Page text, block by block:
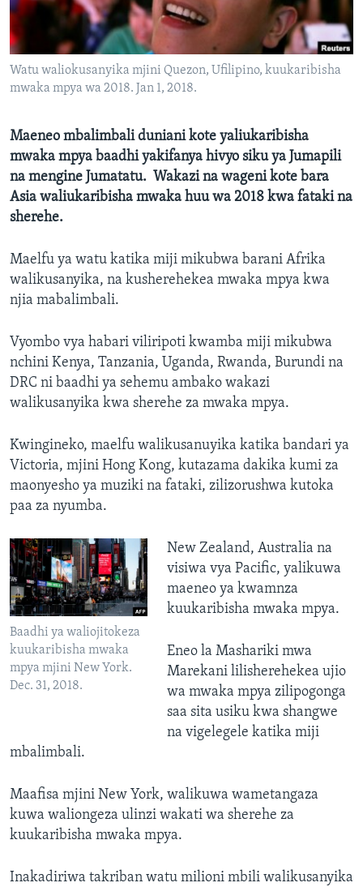
Watu waliokusanyika mjini Quezon, Ufilipino, kuukaribisha
mwaka mpya wa 2018. Jan 1, 2018.
Maeneo mbalimbali duniani kote yaliukaribisha
mwaka mpya baadhi yakifanya hivyo siku ya Jumapili
na mengine Jumatatu. Wakazi na wageni kote bara
Asia waliukaribisha mwaka huu wa 2018 kwa fataki na
sherehe.
Maelfu ya watu katika miji mikubwa barani Afrika
walikusanyika, na kusherehekea mwaka mpya kwa
njia mabalimbali.
Vyombo vya habari viliripoti kwamba miji mikubwa
nchini Kenya, Tanzania, Uganda, Rwanda, Burundi na
DRC ni baadhi ya sehemu ambako wakazi
walikusanyika kwa sherehe za mwaka mpya.
Kwingineko, maelfu walikusanuyika katika bandari ya
Victoria, mjini Hong Kong, kutazama dakika kumi za
maonyesho ya muziki na fataki, zilizorushwa kutoka
paa za nyumba.
Baadhi ya waliojitokeza
kuukaribisha mwaka
mpya mjini New York.
Dec. 31, 2018.
New Zealand, Australia na
visiwa vya Pacific, yalikuwa
maeneo ya kwamnza
kuukaribisha mwaka mpya.
Eneo la Mashariki mwa
Marekani lilisherehekea ujio
wa mwaka mpya zilipogonga
saa sita usiku kwa shangwe
na vigelegele katika miji
mbalimbali.
Maafisa mjini New York, walikuwa wametangaza
kuwa waliongeza ulinzi wakati wa sherehe za
kuukaribisha mwaka mpya.
Inakadiriwa takriban watu milioni mbili walikusanyika